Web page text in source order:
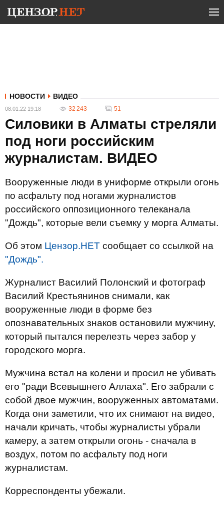
НОВОСТИ ВИДЕО
08.01.22 19:18 32 243 51
Силовики в Алматы стреляли
под ноги российским
журналистам. ВИДЕО
Вооруженные люди в униформе открыли огонь
по асфальту под ногами журналистов
российского оппозиционного телеканала
"Дождь", которые вели съемку у морга Алматы.
Об этом Цензор.НЕТ сообщает со ссылкой на
"Дождь".
Журналист Василий Полонский и фотограф
Василий Крестьянинов снимали, как
вооруженные люди в форме без
опознавательных знаков остановили мужчину,
который пытался перелезть через забор у
городского морга.
Мужчина встал на колени и просил не убивать
его "ради Всевышнего Аллаха". Его забрали с
собой двое мужчин, вооруженных автоматами.
Когда они заметили, что их снимают на видео,
начали кричать, чтобы журналисты убрали
камеру, а затем открыли огонь - сначала в
воздух, потом по асфальту под ноги
журналистам.
Корреспонденты убежали.